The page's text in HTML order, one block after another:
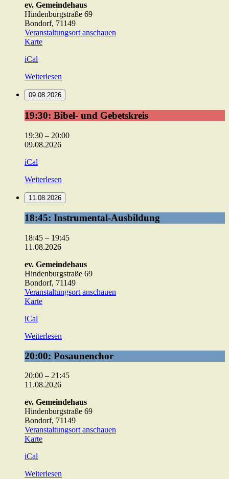
ev. Gemeindehaus
Hindenburgstraße 69
Bondorf, 71149
Veranstaltungsort anschauen
Karteev.
iCal
Weiterlesen
09.08.2026
19:30:
Bibel-
und
Gebetskreis
19:30: Bibel- und Gebetskreis
19:30 – 20:00
09.08.2026
iCal
Weiterlesen
11.08.2026
18:45:
Instrumental-
Ausbildung
18:45: Instrumental-Ausbildung
18:45 – 19:45
11.08.2026
ev. Gemeindehaus
Hindenburgstraße 69
Bondorf, 71149
Veranstaltungsort anschauen
Karteev.
iCal
Weiterlesen
20:00:
Posaunenchor
20:00: Posaunenchor
20:00 – 21:45
11.08.2026
ev. Gemeindehaus
Hindenburgstraße 69
Bondorf, 71149
Veranstaltungsort anschauen
Karteev.
iCal
Weiterlesen